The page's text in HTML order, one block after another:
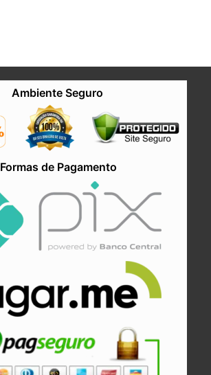
Ambiente Seguro
Formas de Pagamento